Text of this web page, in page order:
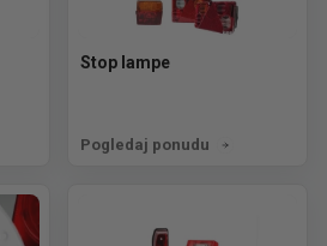
Stop lampe
Pogledaj ponudu